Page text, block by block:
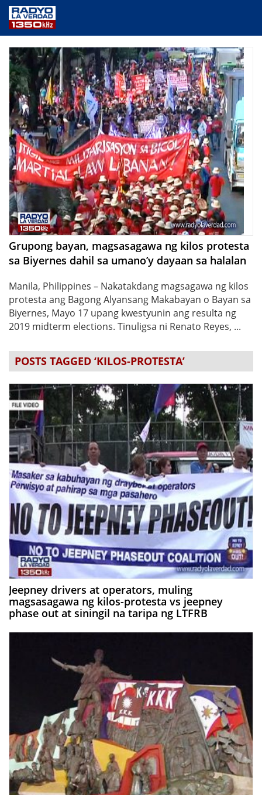
PUBLIC SERVICE
ANNOUNCEMENTS
PROGRAMS
ABOUT
CONTACT US
Grupong bayan, magsasagawa ng kilos protesta
sa Biyernes dahil sa umano’y dayaan sa halalan
Manila, Philippines – Nakatakdang magsagawa ng kilos
protesta ang Bagong Alyansang Makabayan o Bayan sa
Biyernes, Mayo 17 upang kwestyunin ang resulta ng
2019 midterm elections. Tinuligsa ni Renato Reyes, ...
POSTS TAGGED ‘KILOS-PROTESTA’
Jeepney drivers at operators, muling
magsasagawa ng kilos-protesta vs jeepney
phase out at siningil na taripa ng LTFRB